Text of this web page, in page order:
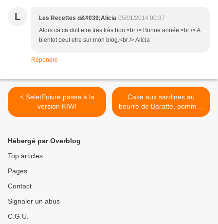
L Les Recettes d&#039;Alicia 05/01/2014 00:37
Alors ca ca doit etre très très bon.<br /> Bonne année.<br /> A
bientot peut etre sur mon blog.<br /> Alicia
Répondre
< SeletPoivre passe à la
version KIWI
Cake aux sardines au
beurre de Baratte, pommes
de terre de Noirmoutier,
Hébergé par Overblog
Top articles
Pages
Contact
Signaler un abus
C.G.U.